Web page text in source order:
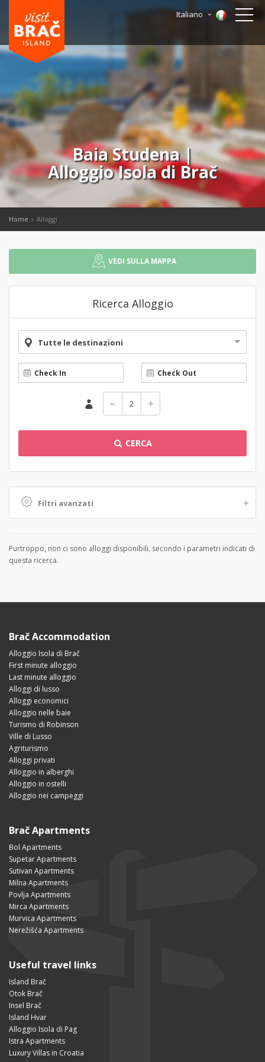
Italiano
Baia Studena |
Alloggio Isola di Brač
Home Alloggi
VEDI SULLA MAPPA
Ricerca Alloggio
Tutte le destinazioni
CERCA
Filtri avanzati
Purtroppo, non ci sono alloggi disponibili, secondo i parametri indicati di
questa ricerca.
Brač Accommodation
Alloggio Isola di Brač
First minute alloggio
Last minute alloggio
Alloggi di lusso
Alloggi economici
Alloggio nelle baie
Turismo di Robinson
Ville di Lusso
Agriturismo
Alloggi privati
Alloggio in alberghi
Alloggio in ostelli
Alloggio nei campeggi
Brač Apartments
Bol Apartments
Supetar Apartments
Sutivan Apartments
Milna Apartments
Povlja Apartments
Mirca Apartments
Murvica Apartments
Nerežišća Apartments
Useful travel links
Island Brač
Otok Brač
Insel Brač
Island Hvar
Alloggio Isola di Pag
Istra Apartments
Luxury Villas in Croatia